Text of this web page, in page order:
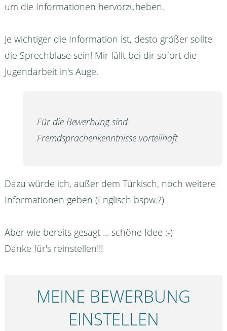
um die Informationen hervorzuheben.
Je wichtiger die Information ist, desto größer sollte
die Sprechblase sein! Mir fällt bei dir sofort die
Jugendarbeit in's Auge.
Für die Bewerbung sind
Fremdsprachenkenntnisse vorteilhaft
Dazu würde ich, außer dem Türkisch, noch weitere
Informationen geben (Englisch bspw.?)
Aber wie bereits gesagt ... schöne Idee :-)
Danke für's reinstellen!!!
MEINE BEWERBUNG
EINSTELLEN